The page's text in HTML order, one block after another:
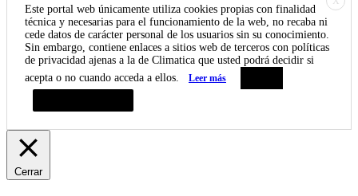
Este portal web únicamente utiliza cookies propias con finalidad
técnica y necesarias para el funcionamiento de la web, no recaba ni
cede datos de carácter personal de los usuarios sin su conocimiento.
Sin embargo, contiene enlaces a sitios web de terceros con políticas
de privacidad ajenas a la de Climatica que usted podrá decidir si
acepta o no cuando acceda a ellos.
Leer más
Cerrar